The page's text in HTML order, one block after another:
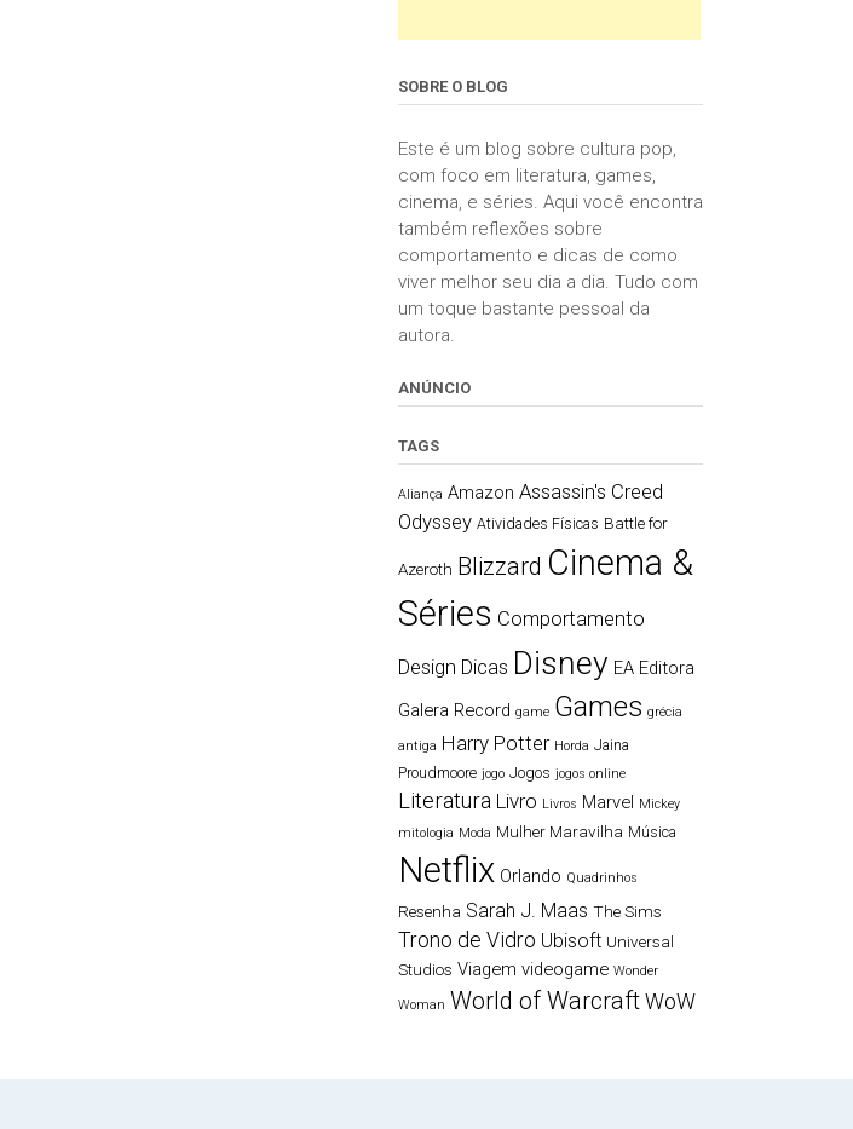
SOBRE O BLOG
Este é um blog sobre cultura pop,
com foco em literatura, games,
cinema, e séries. Aqui você encontra
também reflexões sobre
comportamento e dicas de como
viver melhor seu dia a dia. Tudo com
um toque bastante pessoal da
autora.
ANÚNCIO
TAGS
Aliança Amazon Assassin's Creed
Odyssey Atividades Físicas Battle for
Azeroth Blizzard Cinema &
Séries Comportamento
Design Dicas Disney EA Editora
Galera Record game Games grécia
antiga Harry Potter Horda Jaina
Proudmoore jogo Jogos jogos online
Literatura Livro Livros Marvel
Mickey
mitologia Moda Mulher Maravilha Música
Netflix Orlando Quadrinhos
Resenha Sarah J. Maas The Sims
Trono de Vidro Ubisoft Universal
Studios Viagem videogame Wonder
Woman World of Warcraft WoW